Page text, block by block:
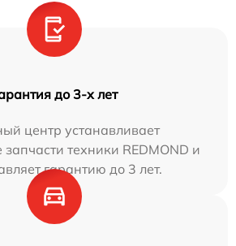
до 3-х лет
центр устанавливает
техники REDMOND и
гарантию до 3 лет.